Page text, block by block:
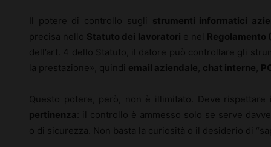
Il potere di controllo sugli strumenti informatici
precisa nello Statuto dei lavoratori e nel Regolamento
dell’art. 4 dello Statuto, il datore può controllare gli
la prestazione», quindi email aziendale chat interne
Questo potere, però, non è illimitato. Deve
pertinenza
: il controllo è ammesso solo se serve
o di sicurezza. Non basta la curiosità o il desiderio di